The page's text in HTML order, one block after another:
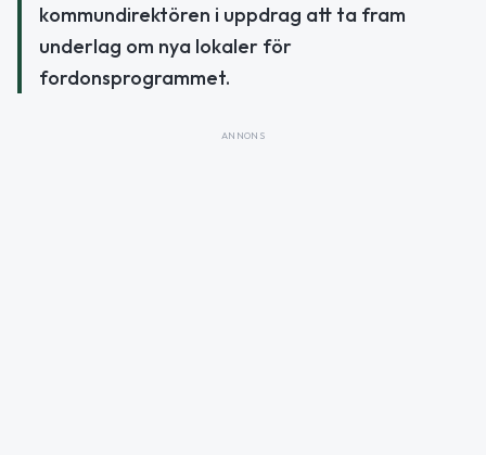
kommundirektören i uppdrag att ta fram
underlag om nya lokaler för
fordonsprogrammet.
ANNONS